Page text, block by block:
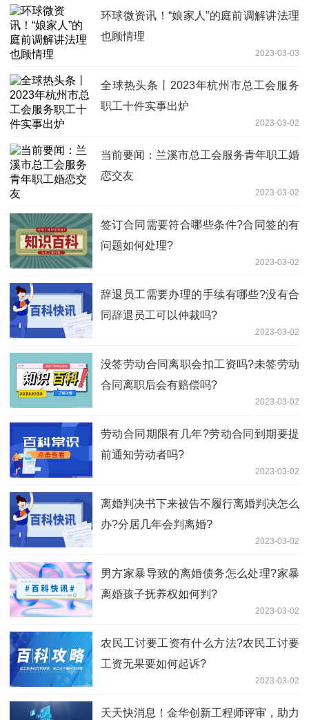
环球微资讯！“娘家人”的庭前调解讲法理
也顾情理
2023-03-03
全球热头条丨2023年杭州市总工会服务
职工十件实事出炉
2023-03-02
当前要闻：兰溪市总工会服务青年职工婚
恋交友
2023-03-02
签订合同需要符合哪些条件?合同签的有
问题如何处理?
2023-03-02
辞退员工需要办理的手续有哪些?没有合
同辞退员工可以仲裁吗?
2023-03-02
没签劳动合同离职会扣工资吗?未签劳动
合同离职后会有赔偿吗?
2023-03-02
劳动合同期限有几年?劳动合同到期要提
前通知劳动者吗?
2023-03-02
离婚判决书下来被告不履行离婚判决怎么
办?分居几年会判离婚?
2023-03-02
男方家暴导致的离婚债务怎么处理?家暴
离婚孩子抚养权如何判?
2023-03-02
​农民工讨要工资有什么方法?农民工讨要
工资无果要如何起诉?
2023-03-02
天天快消息！金华创新工程师评审，助力